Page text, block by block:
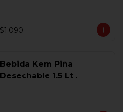
$1.090
Bebida Kem Piña
Desechable 1.5 Lt .